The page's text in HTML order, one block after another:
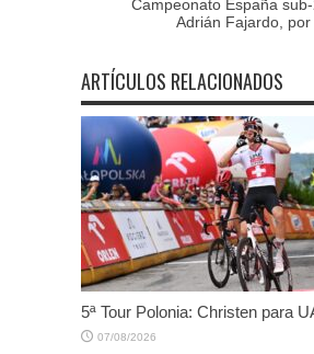
Campeonato España
Adrián Fajardo, por
ARTÍCULOS RELACIONADOS
5ª Tour Polonia: Christen para
07/08/2026